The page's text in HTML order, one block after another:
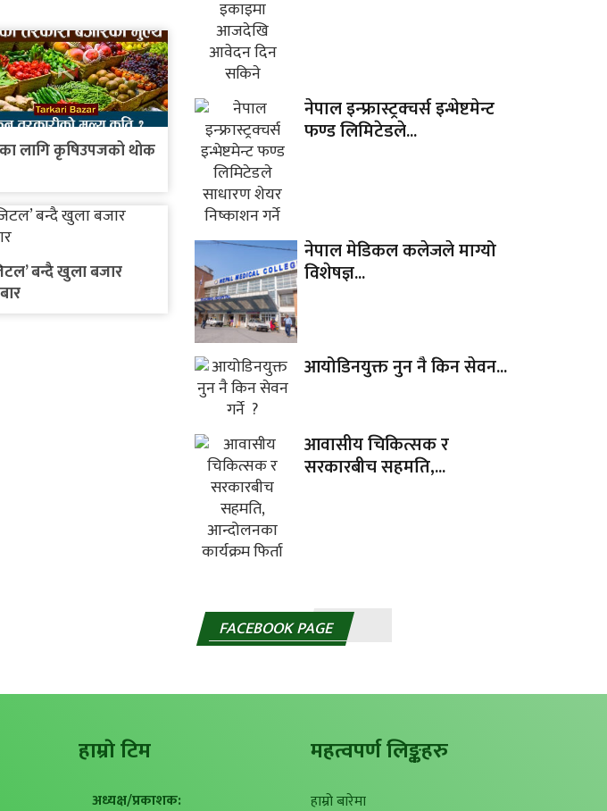
लागि कृषिउपजको थोक
बन्दै खुला बजार
नेपाल इन्फ्रास्ट्रक्चर्स इन्भेष्टमेन्ट
फण्ड लिमिटेडले...
नेपाल मेडिकल कलेजले माग्यो
विशेषज्ञ...
आयोडिनयुक्त नुन नै किन सेवन...
आवासीय चिकित्सक र
सरकारबीच सहमति,...
FACEBOOK PAGE
हाम्राे टिम
अध्यक्ष/प्रकाशक:
महत्वपर्ण लिङ्कहरु
हाम्रो बारेमा